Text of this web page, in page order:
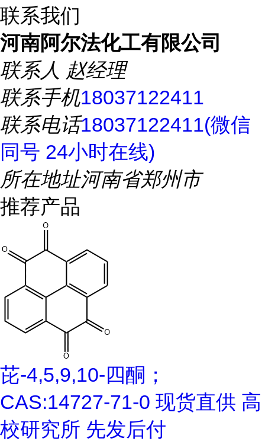
联系我们
河南阿尔法化工有限公司
联系人 赵经理
联系手机18037122411
联系电话18037122411(微信
同号 24小时在线)
所在地址河南省郑州市
推荐产品
芘-4,5,9,10-四酮；
CAS:14727-71-0 现货直供 高
校研究所 先发后付